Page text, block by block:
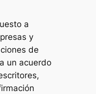
a
y
de
un acuerdo